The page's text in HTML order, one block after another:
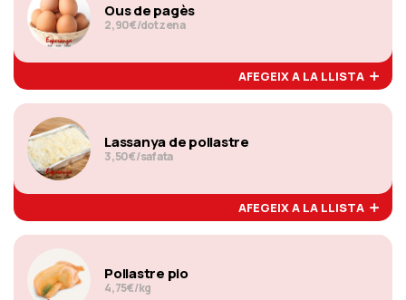
Ous de pagès
2,90€/dotzena
AFEGEIX A LA LLISTA
Lassanya de pollastre
3,50€/safata
AFEGEIX A LA LLISTA
Pollastre pio
4,75€/kg